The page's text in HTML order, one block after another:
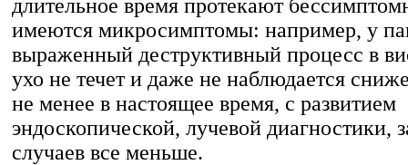
длительное время протекают
имеются микросимптомы: например, у
выраженный деструктивный процесс в
ухо не течет и даже не наблюдается
не менее в настоящее время, с развитием
эндоскопической, лучевой диагностики,
случаев все меньше.